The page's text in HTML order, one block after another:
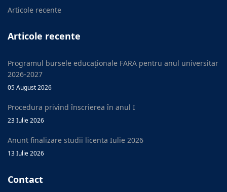
Articole recente
Articole recente
Programul bursele educaționale FARA pentru anul universitar
2026-2027
05 August 2026
Procedura privind înscrierea în anul I
23 Iulie 2026
Anunt finalizare studii licenta Iulie 2026
13 Iulie 2026
Contact